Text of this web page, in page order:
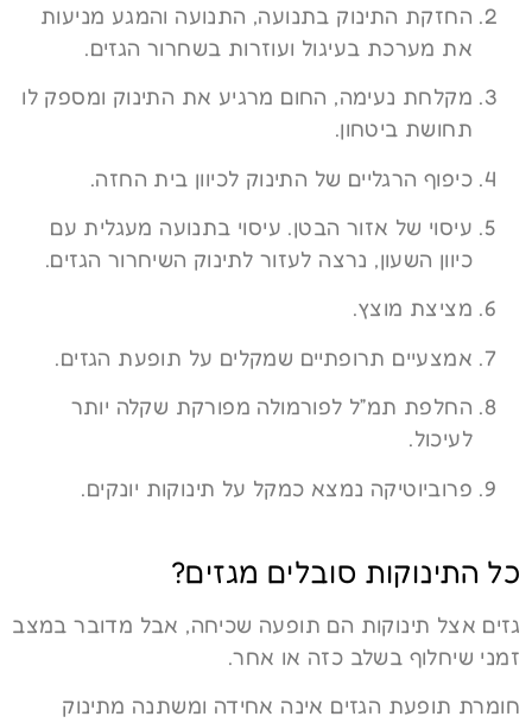
החזקת התינוק בתנועה, התנועה והמגע מניעות
את מערכת בעיגול ועוזרות בשחרור הגזים.
מקלחת נעימה, החום מרגיע את התינוק ומספק לו
תחושת ביטחון.
כיפוף הרגליים של התינוק לכיוון בית החזה.
עיסוי של אזור הבטן. עיסוי בתנועה מעגלית עם
כיוון השעון, נרצה לעזור לתינוק השיחרור הגזים.
מציצת מוצץ.
אמצעיים תרופתיים שמקלים על תופעת הגזים.
החלפת תמ״ל לפורמולה מפורקת שקלה יותר
לעיכול.
פרוביוטיקה נמצא כמקל על תינוקות יונקים.
כל התינוקות סובלים מגזים?
גזים אצל תינוקות הם תופעה שכיחה, אבל מדובר במצב
זמני שיחלוף בשלב כזה או אחר.
חומרת תופעת הגזים אינה אחידה ומשתנה מתינוק